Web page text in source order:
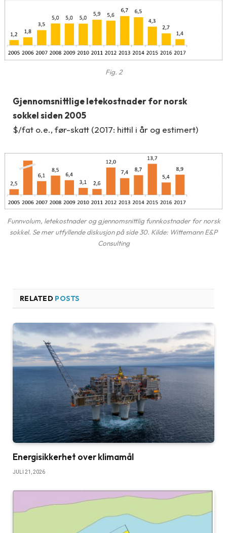
Fig. 2
Gjennomsnittlige letekostnader for norsk
sokkel siden 2005
$/fat o.e., før-skatt (2017: hittil i år og estimert)
Funnvolum, letekostnader og gjennomsnittlig funnkostnader for norsk
sokkel. Se mer utfyllende diskusjon på side 30. Kilde: Wittemann E&P
Consulting
RELATED POSTS
Energisikkerhet over klimamål
JULI 21, 2026